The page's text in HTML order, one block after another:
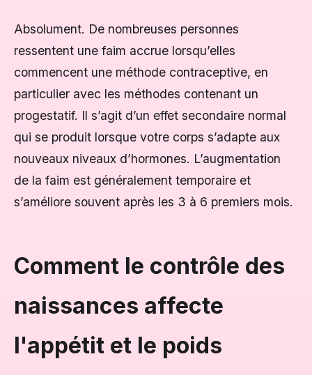
Absolument. De nombreuses personnes
ressentent une faim accrue lorsqu’elles
commencent une méthode contraceptive, en
particulier avec les méthodes contenant un
progestatif. Il s’agit d’un effet secondaire normal
qui se produit lorsque votre corps s’adapte aux
nouveaux niveaux d’hormones. L’augmentation
de la faim est généralement temporaire et
s’améliore souvent après les 3 à 6 premiers mois.
Comment le contrôle des
naissances affecte
l'appétit et le poids